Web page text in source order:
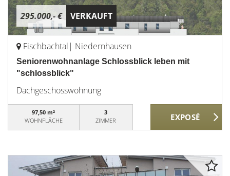
295.000,- € VERKAUFT
Fischbachtal| Niedernhausen
Seniorenwohnanlage Schlossblick leben mit
"schlossblick"
Dachgeschosswohnung
97,50 m²
WOHNFLÄCHE
3
ZIMMER